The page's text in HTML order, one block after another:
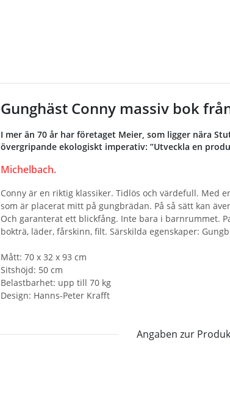
Gunghäst Conny massiv bok
I mer än 70 år har företaget Meier, som ligger nära
övergripande ekologiskt imperativ: ”Utveckla en
Michelbach.
Conny är en riktig klassiker. Tidlös och värdefull. Med
som är placerat mitt på gungbrädan. På så sätt kan
Och garanterat ett blickfång. Inte bara i barnrummet.
bokträ, läder, fårskinn, filt. Särskilda egenskaper:
Mått: 70 x 32 x 93 cm
Sitshöjd: 50 cm
Belastbarhet: upp till 70 kg
Design: Hanns-Peter Krafft
Angaben zur